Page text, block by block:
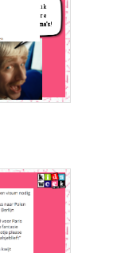
Ik gebruik
meerdere
rijmschema's!